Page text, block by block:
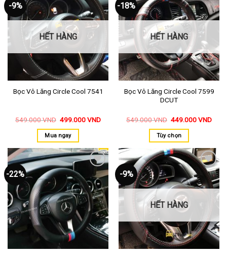
-9%
Thêm
vào
yêu
thích
HẾT HÀNG
Bọc Vô Lăng Circle Cool 7541
549.000VND 499.000VND
Mua ngay
-18%
Thêm
vào
yêu
thích
HẾT HÀNG
Bọc Vô Lăng Circle Cool 7599
DCUT
549.000VND 449.000VND
Tùy chọn
-22%
Thêm
vào
yêu
thích
-9%
Thêm
vào
yêu
HẾT HÀNG